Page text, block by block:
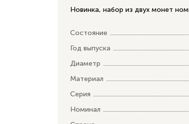
Новинка, набор из двух монет
Состояние
Год выпуска
Диаметр
Материал
Серия
Номинал